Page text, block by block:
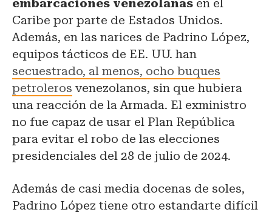
embarcaciones venezolanas en el
Caribe por parte de Estados Unidos.
Además, en las narices de Padrino López,
equipos tácticos de EE. UU. han
secuestrado, al menos, ocho buques
petroleros venezolanos, sin que hubiera
una reacción de la Armada. El exministro
no fue capaz de usar el Plan República
para evitar el robo de las elecciones
presidenciales del 28 de julio de 2024.
Además de casi media docenas de soles,
Padrino López tiene otro estandarte difícil